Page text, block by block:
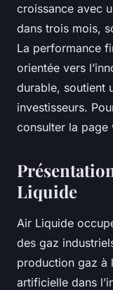
croissance avec
dans trois mois,
La performance
orientée vers
durable, soutient
investisseurs.
consulter la
Liquide
Air Liquide
des gaz
production gaz à
artificielle dans